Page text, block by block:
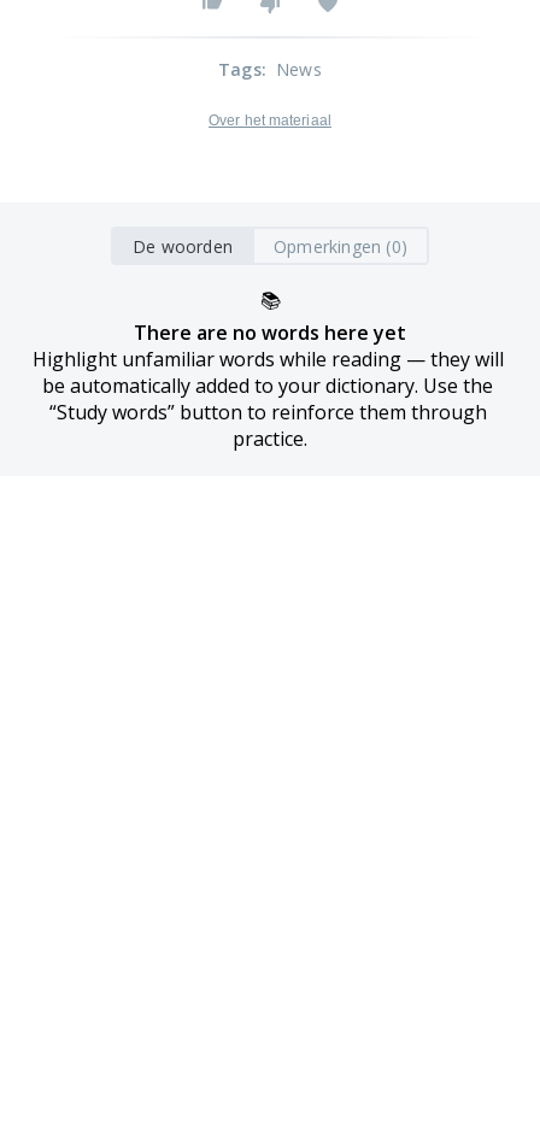
Tags: News
Over het materiaal
De woorden Opmerkingen (0)
📚
There are no words here yet
Highlight unfamiliar words while reading — they will
be automatically added to your dictionary. Use the
“Study words” button to reinforce them through
practice.